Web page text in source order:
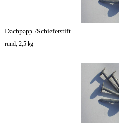
Dachpapp-/Schieferstift
rund, 2,5 kg